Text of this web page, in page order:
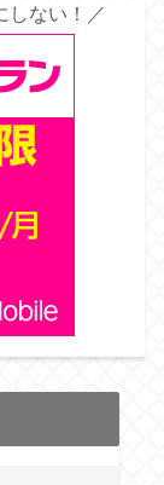
ない！／